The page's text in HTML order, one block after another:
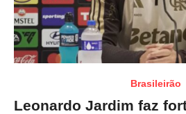
Brasileirão
Leonardo Jardim faz